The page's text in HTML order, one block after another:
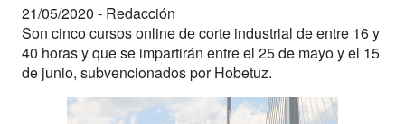
21/05/2020 - Redacción
Son cinco cursos online de corte industrial de entre 16 y
40 horas y que se impartirán entre el 25 de mayo y el 15
de junio, subvencionados por Hobetuz.